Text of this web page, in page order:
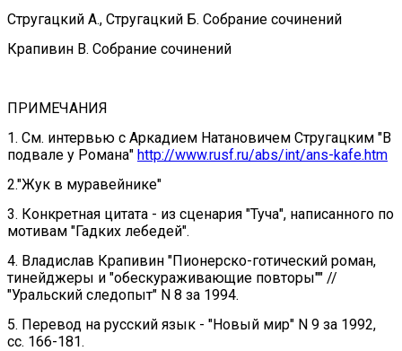
Стругацкий А., Стругацкий Б. Собрание сочинений
Крапивин В. Собрание сочинений
ПРИМЕЧАНИЯ
1. См. интервью с Аркадием Натановичем Стругацким "В
подвале у Романа" http://www.rusf.ru/abs/int/ans-kafe.htm
2."Жук в муравейнике"
3. Конкретная цитата - из сценария "Туча", написанного по
мотивам "Гадких лебедей".
4. Владислав Крапивин "Пионерско-готический роман,
тинейджеры и "обескураживающие повторы"" //
"Уральский следопыт" N 8 за 1994.
5. Перевод на русский язык - "Новый мир" N 9 за 1992,
сс. 166-181.